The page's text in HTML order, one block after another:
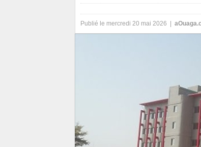
Publié le mercredi 20 mai 2026 |